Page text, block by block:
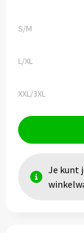
S/M
L/XL
XXL/3XL
Je kunt